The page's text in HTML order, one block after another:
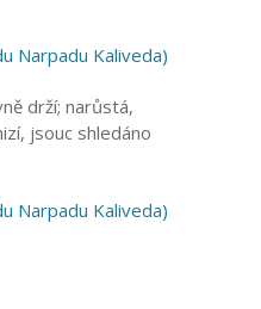
Narpadu Kaliveda)
drží; narůstá,
jsouc shledáno
Narpadu Kaliveda)